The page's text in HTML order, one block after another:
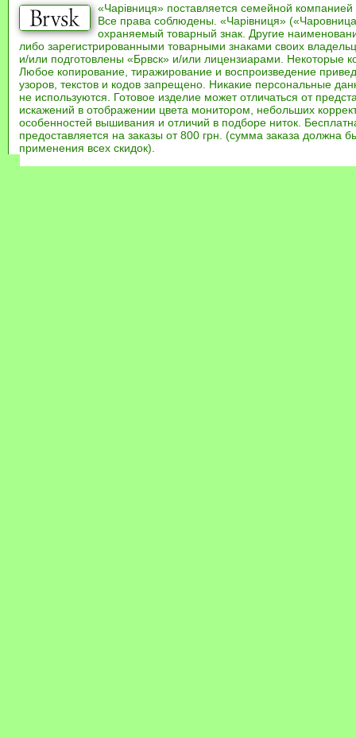
«Чарівниця» поставляется семейной компанией
Все права соблюдены. «Чарівниця»
охраняемый товарный знак. Другие
либо зарегистрированными товарными знаками своих
и/или подготовлены «Брвск» и/или лицензиарами. Некоторые
Любое копирование, тиражирование и воспроизведение
узоров, текстов и кодов запрещено. Никакие персональные
не используются. Готовое изделие может отличаться от
искажений в отображении цвета монитором, небольших
особенностей вышивания и отличий в подборе ниток.
предоставляется на заказы от 800 грн. (сумма заказа должна
применения всех скидок).